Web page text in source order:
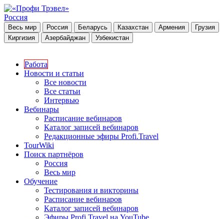
Россия
Весь мир Россия Беларусь Казахстан Армения
Грузия
Киргизия
Азербайджан Узбекистан
Работа
Новости и статьи
Все новости
Все статьи
Интервью
Вебинары
Расписание вебинаров
Каталог записей вебинаров
Редакционные эфиры Profi.Travel
TourWiki
Поиск партнёров
Россия
Весь мир
Обучение
Тестирования и викторины
Расписание вебинаров
Каталог записей вебинаров
Эфиры Profi.Travel на YouTube